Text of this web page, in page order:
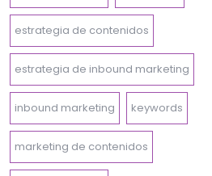
estrategia de contenidos
estrategia de inbound marketing
inbound marketing keywords
marketing de contenidos